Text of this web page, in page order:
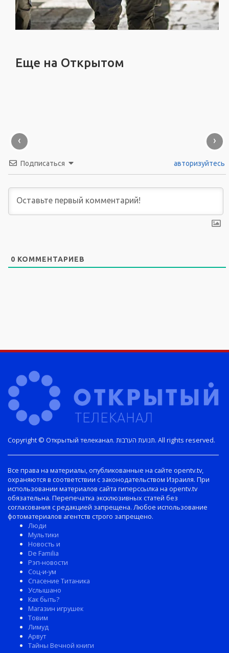
Еще на Открытом
‹ ›
Подписаться авторизуйтесь
0 КОММЕНТАРИЕВ
Copyright © Открытый телеканал. תנועת הערבות. All rights reserved.
Все права на материалы, опубликованные на сайте opentv.tv,
охраняются в соответствии с законодательством Израиля. При
использовании материалов сайта гиперссылка на opentv.tv
обязательна. Перепечатка эксклюзивных статей без
согласования с редакцией запрещена. Любое использование
фотоматериалов агентств строго запрещено.
Люди
Мультики
Новость и
De Familia
Рэп-новости
Соц-и-ум
Спасение Титаника
Услышано
Как быть?
Магазин игрушек
Товим
Лимуд
Арвут
Тайны Вечной книги